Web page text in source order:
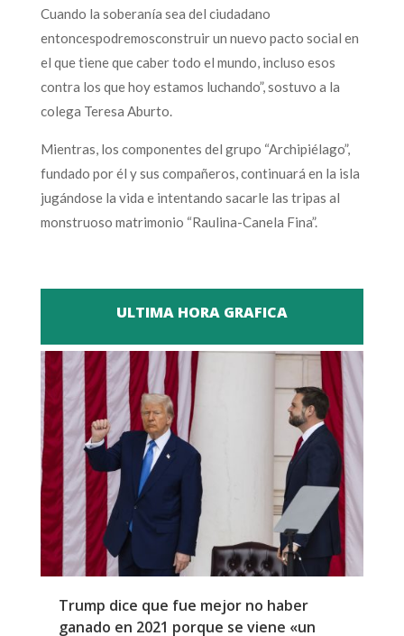
Cuando la soberanía sea del ciudadano
entoncespodremosconstruir un nuevo pacto social en
el que tiene que caber todo el mundo, incluso esos
contra los que hoy estamos luchando”, sostuvo a la
colega Teresa Aburto.
Mientras, los componentes del grupo “Archipiélago”,
fundado por él y sus compañeros, continuará en la isla
jugándose la vida e intentando sacarle las tripas al
monstruoso matrimonio “Raulina-Canela Fina”.
ULTIMA HORA GRAFICA
Trump dice que fue mejor no haber
ganado en 2021 porque se viene «un